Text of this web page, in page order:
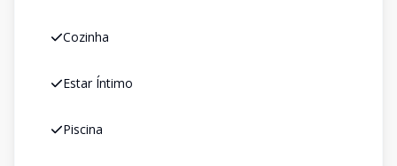
Cozinha
Estar Íntimo
Piscina